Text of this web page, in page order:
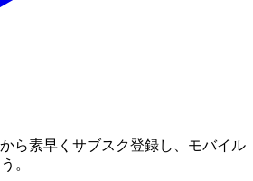
から素早くサブスク登録し、モバイル
。